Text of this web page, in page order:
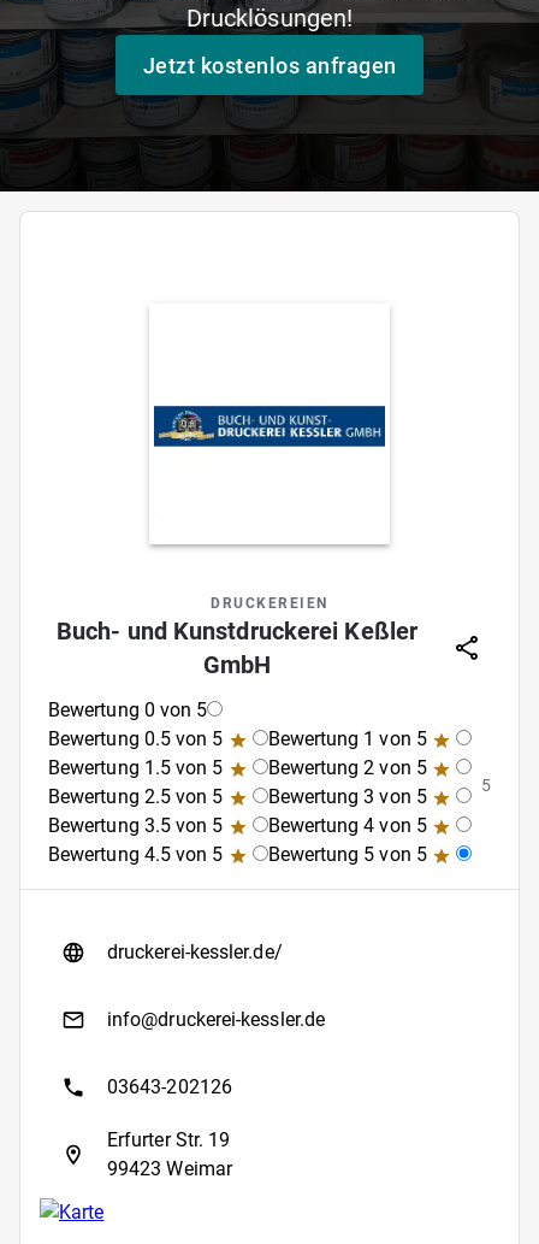
Drucklösungen!
Jetzt kostenlos anfragen
DRUCKEREIEN
Buch- und Kunstdruckerei Keßler
GmbH
Bewertung 0 von 5
Bewertung 0.5 von 5
Bewertung 1 von 5
Bewertung 1.5 von 5
Bewertung 2 von 5
Bewertung 2.5 von 5
Bewertung 3 von 5
Bewertung 3.5 von 5
Bewertung 4 von 5
Bewertung 4.5 von 5
Bewertung 5 von 5
5
druckerei-kessler.de/
info@druckerei-kessler.de
03643-202126
Erfurter Str. 19
99423 Weimar